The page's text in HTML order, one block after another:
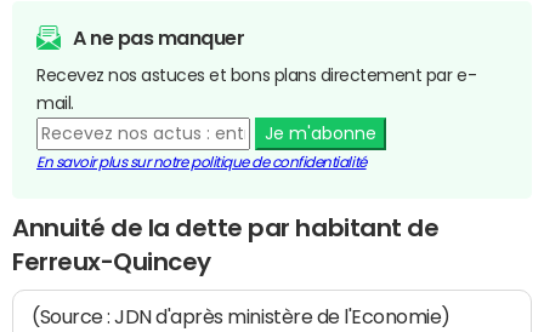
A ne pas manquer
Recevez nos astuces et bons plans directement par e-
mail.
Je m'abonne
En savoir plus sur notre politique de confidentialité
Annuité de la dette par habitant de
Ferreux-Quincey
(Source : JDN d'après ministère de l'Economie)